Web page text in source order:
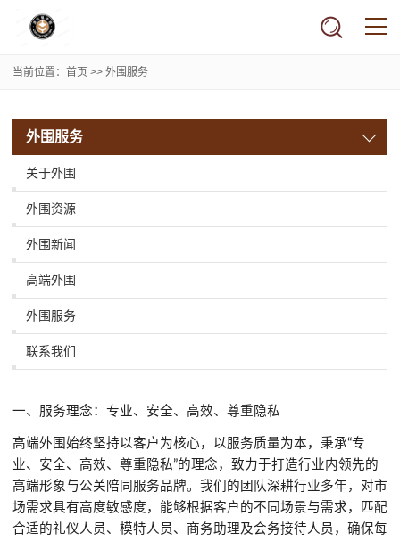
当前位置： 首页 >> 外围服务
外围服务
关于外围
外围资源
外围新闻
高端外围
外围服务
联系我们
一、服务理念：专业、安全、高效、尊重隐私
高端外围始终坚持以客户为核心，以服务质量为本，秉承“专
业、安全、高效、尊重隐私”的理念，致力于打造行业内领先的
高端形象与公关陪同服务品牌。我们的团队深耕行业多年，对市
场需求具有高度敏感度，能够根据客户的不同场景与需求，匹配
合适的礼仪人员、模特人员、商务助理及会务接待人员，确保每